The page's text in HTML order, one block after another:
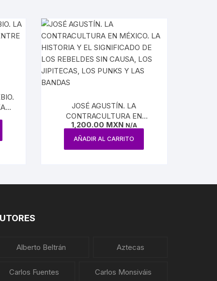
JOSÉ AGUSTÍN. LA
CONTRACULTURA EN
MÉXICO. LA HISTORIA Y EL
SIGNIFICADO DE LOS
REBELDES SIN CAUSA, LOS
1,200.00 MXN N/A
AÑADIR AL CARRITO
Alberto Beltrán Aztecas
Carlos Fuentes Carlos Monsiváis